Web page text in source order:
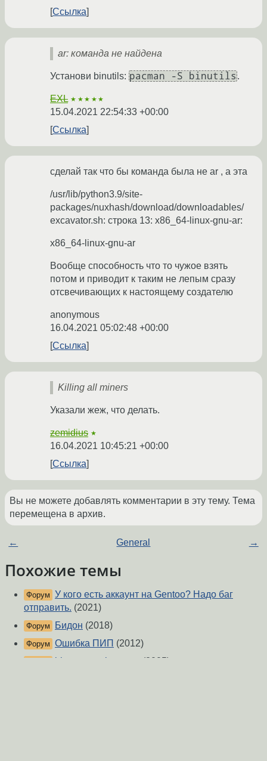
Ссылка
ar: команда не найдена
Установи binutils: pacman -S binutils .
EXL ★★★★★
15.04.2021 22:54:33 +00:00
Ссылка
сделай так что бы команда была не ar , а эта
/usr/lib/python3.9/site-
packages/nuxhash/download/downloadables/
excavator.sh: строка 13: x86_64-linux-gnu-ar:
x86_64-linux-gnu-ar
Вообще способность что то чужое взять
потом и приводит к таким не лепым сразу
отсвечивающих к настоящему создателю
anonymous
16.04.2021 05:02:48 +00:00
Ссылка
Killing all miners
Указали жеж, что делать.
zemidius ★
16.04.2021 10:45:21 +00:00
Ссылка
Вы не можете добавлять комментарии в эту тему. Тема
перемещена в архив.
← General →
Похожие темы
Форум У кого есть аккаунт на Gentoo? Надо баг
отправить. (2021)
Форум Бидон (2018)
Форум Ошибка ПИП (2012)
bittorrent gui падает (2005)